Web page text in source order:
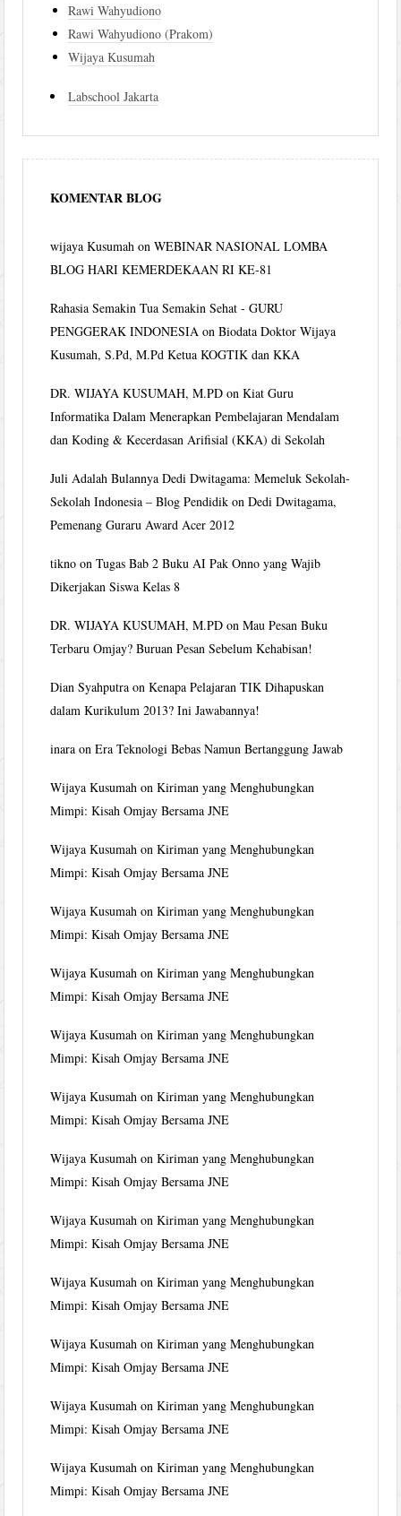
Rawi Wahyudiono
Rawi Wahyudiono (Prakom)
Wijaya Kusumah
Labschool Jakarta
KOMENTAR BLOG
wijaya Kusumah onWEBINAR NASIONAL LOMBA
BLOG HARI KEMERDEKAAN RI KE-81
Rahasia Semakin Tua Semakin Sehat - GURU
PENGGERAK INDONESIA onBiodata Doktor Wijaya
Kusumah, S.Pd, M.Pd Ketua KOGTIK dan KKA
DR. WIJAYA KUSUMAH, M.PD onKiat Guru
Informatika Dalam Menerapkan Pembelajaran Mendalam
dan Koding & Kecerdasan Arifisial (KKA) di Sekolah
Juli Adalah Bulannya Dedi Dwitagama: Memeluk Sekolah-
Sekolah Indonesia – Blog Pendidik onDedi Dwitagama,
Pemenang Guraru Award Acer 2012
tikno onTugas Bab 2 Buku AI Pak Onno yang Wajib
Dikerjakan Siswa Kelas 8
DR. WIJAYA KUSUMAH, M.PD onMau Pesan Buku
Terbaru Omjay? Buruan Pesan Sebelum Kehabisan!
Dian Syahputra onKenapa Pelajaran TIK Dihapuskan
dalam Kurikulum 2013? Ini Jawabannya!
inara onEra Teknologi Bebas Namun Bertanggung Jawab
Wijaya Kusumah onKiriman yang Menghubungkan
Mimpi: Kisah Omjay Bersama JNE
Wijaya Kusumah onKiriman yang Menghubungkan
Mimpi: Kisah Omjay Bersama JNE
Wijaya Kusumah onKiriman yang Menghubungkan
Mimpi: Kisah Omjay Bersama JNE
Wijaya Kusumah onKiriman yang Menghubungkan
Mimpi: Kisah Omjay Bersama JNE
Wijaya Kusumah onKiriman yang Menghubungkan
Mimpi: Kisah Omjay Bersama JNE
Wijaya Kusumah onKiriman yang Menghubungkan
Mimpi: Kisah Omjay Bersama JNE
Wijaya Kusumah onKiriman yang Menghubungkan
Mimpi: Kisah Omjay Bersama JNE
Wijaya Kusumah onKiriman yang Menghubungkan
Mimpi: Kisah Omjay Bersama JNE
Wijaya Kusumah onKiriman yang Menghubungkan
Mimpi: Kisah Omjay Bersama JNE
Wijaya Kusumah onKiriman yang Menghubungkan
Mimpi: Kisah Omjay Bersama JNE
Wijaya Kusumah onKiriman yang Menghubungkan
Mimpi: Kisah Omjay Bersama JNE
Wijaya Kusumah onKiriman yang Menghubungkan
Mimpi: Kisah Omjay Bersama JNE